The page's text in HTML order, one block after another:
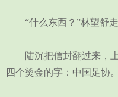
“什么东西？”林望舒走
陆沉把信封翻过来，上
四个烫金的字：中国足协。